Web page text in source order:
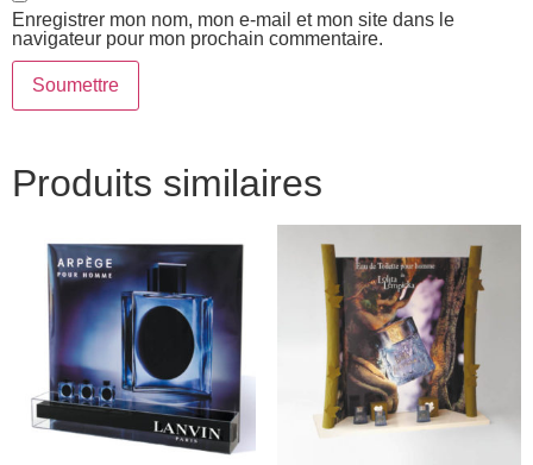
Enregistrer mon nom, mon e-mail et mon site dans le
navigateur pour mon prochain commentaire.
Produits similaires